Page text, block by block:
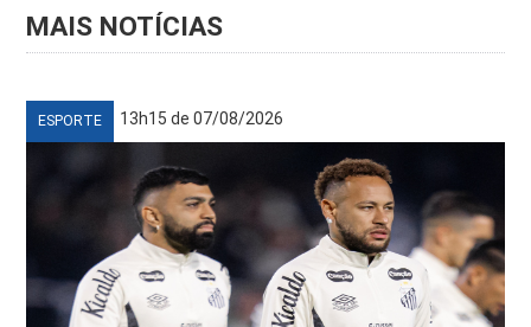
MAIS NOTÍCIAS
ESPORTE 13h15 de 07/08/2026